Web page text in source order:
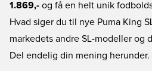
1.869,- og få en helt unik
Hvad siger du til nye Puma King
markedets andre SL-modeller og
Del endelig din mening herunder.